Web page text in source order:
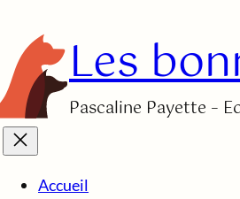
Les
Pascaline Payette –
Accueil